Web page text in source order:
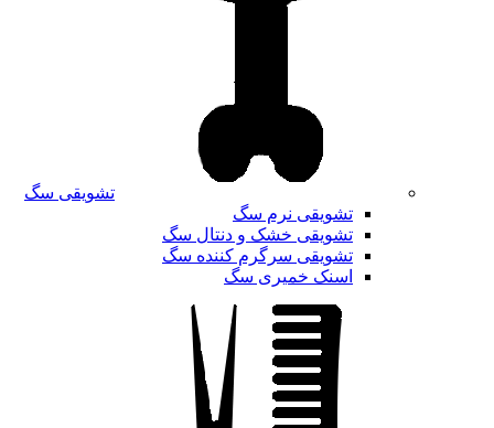
تشویقی سگ
تشویقی نرم سگ
تشویقی خشک و دنتال سگ
تشویقی سرگرم کننده سگ
اسنک خمیری سگ